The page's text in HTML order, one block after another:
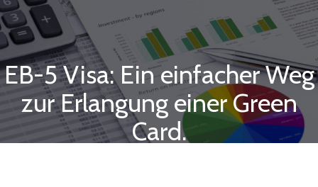
EB-5 Visa: Ein einfacher Weg
zur Erlangung einer Green
Card.